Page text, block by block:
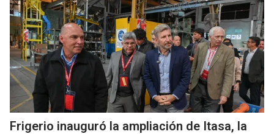
Frigerio inauguró la ampliación de Itasa, la